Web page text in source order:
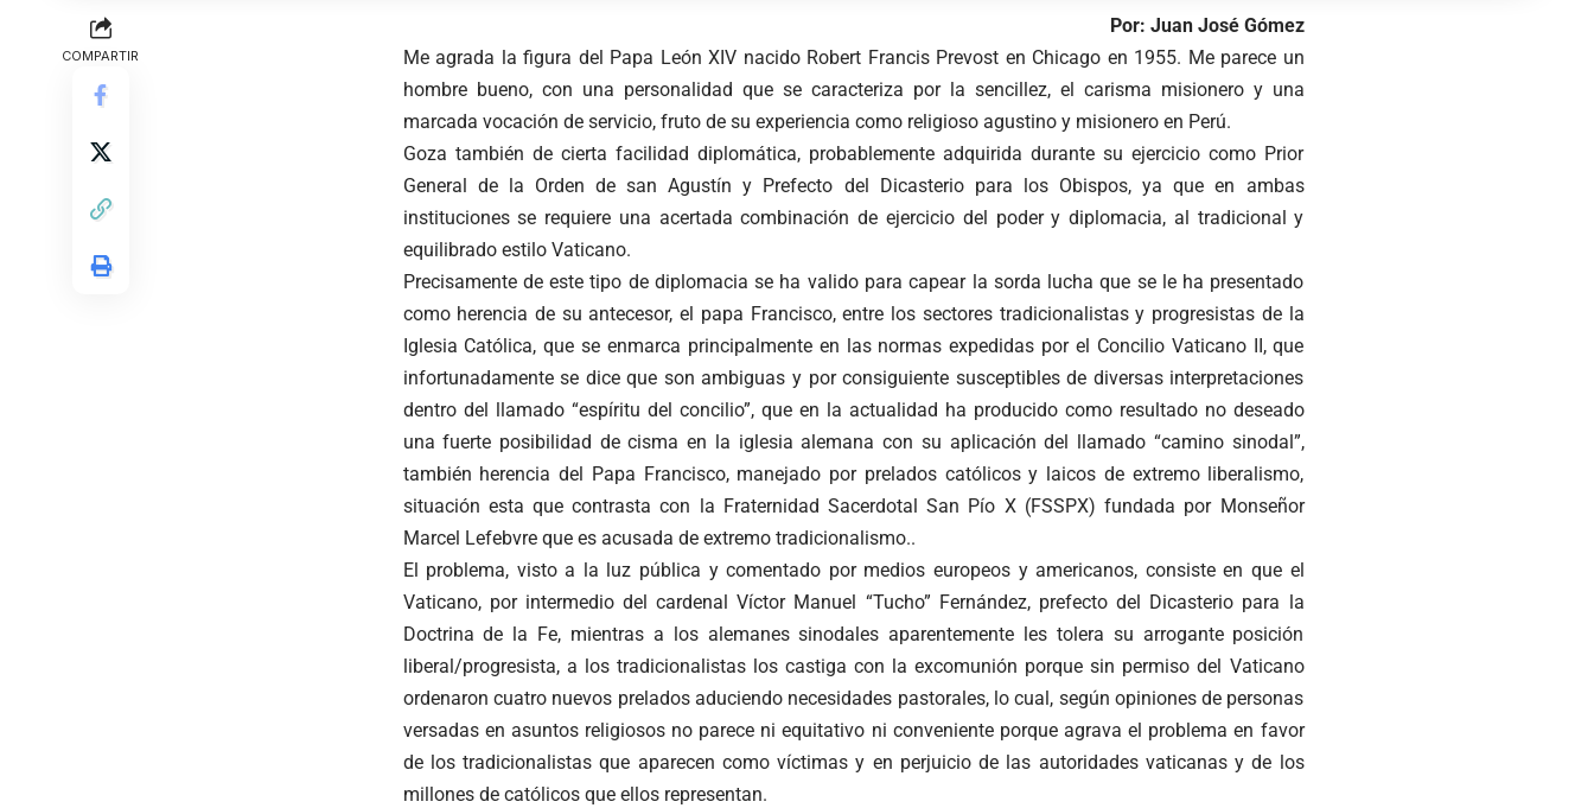
COMPARTIR
Por: Juan José Gómez
Me agrada la figura del Papa León XIV nacido Robert Francis Prevost en Chicago en 1955. Me parece un
hombre bueno, con una personalidad que se caracteriza por la sencillez, el carisma misionero y una
marcada vocación de servicio, fruto de su experiencia como religioso agustino y misionero en Perú.
Goza también de cierta facilidad diplomática, probablemente adquirida durante su ejercicio como Prior
General de la Orden de san Agustín y Prefecto del Dicasterio para los Obispos, ya que en ambas
instituciones se requiere una acertada combinación de ejercicio del poder y diplomacia, al tradicional y
equilibrado estilo Vaticano.
Precisamente de este tipo de diplomacia se ha valido para capear la sorda lucha que se le ha presentado
como herencia de su antecesor, el papa Francisco, entre los sectores tradicionalistas y progresistas de la
Iglesia Católica, que se enmarca principalmente en las normas expedidas por el Concilio Vaticano II, que
infortunadamente se dice que son ambiguas y por consiguiente susceptibles de diversas interpretaciones
dentro del llamado “espíritu del concilio”, que en la actualidad ha producido como resultado no deseado
una fuerte posibilidad de cisma en la iglesia alemana con su aplicación del llamado “camino sinodal”,
también herencia del Papa Francisco, manejado por prelados católicos y laicos de extremo liberalismo,
situación esta que contrasta con la Fraternidad Sacerdotal San Pío X (FSSPX) fundada por Monseñor
Marcel Lefebvre que es acusada de extremo tradicionalismo..
El problema, visto a la luz pública y comentado por medios europeos y americanos, consiste en que el
Vaticano, por intermedio del cardenal Víctor Manuel “Tucho” Fernández, prefecto del Dicasterio para la
Doctrina de la Fe, mientras a los alemanes sinodales aparentemente les tolera su arrogante posición
liberal/progresista, a los tradicionalistas los castiga con la excomunión porque sin permiso del Vaticano
ordenaron cuatro nuevos prelados aduciendo necesidades pastorales, lo cual, según opiniones de personas
versadas en asuntos religiosos no parece ni equitativo ni conveniente porque agrava el problema en favor
de los tradicionalistas que aparecen como víctimas y en perjuicio de las autoridades vaticanas y de los
millones de católicos que ellos representan.